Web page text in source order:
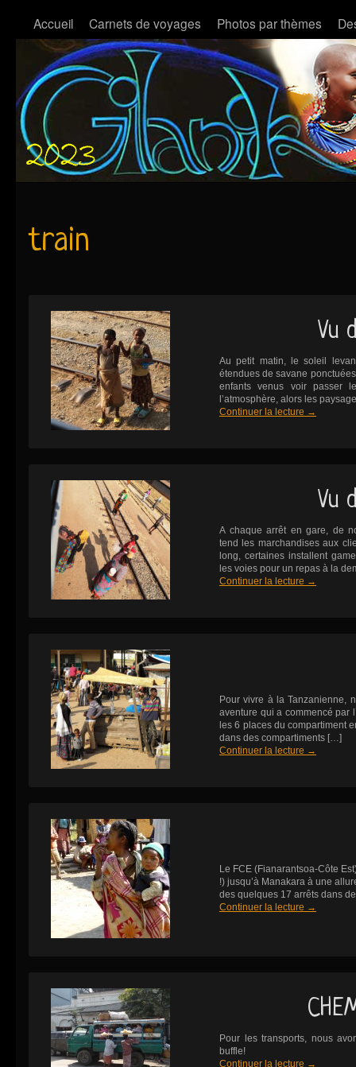
Accueil Carnets de voyages Photos par thèmes
train
Vu
Au petit matin, le soleil
étendues de savane
enfants venus voir passer
l’atmosphère, alors les
Continuer la lecture →
Vu
A chaque arrêt en gare, de
tend les marchandises aux
long, certaines installent
les voies pour un repas à la
Continuer la lecture →
Pour vivre à la Tanzanienne,
aventure qui a commencé par
les 6 places du compartiment
dans des compartiments […]
Continuer la lecture →
Le FCE (Fianarantsoa-Côte
!) jusqu’à Manakara à une
des quelques 17 arrêts dans
Continuer la lecture →
Pour les transports, nous
buffle!
Continuer la lecture →